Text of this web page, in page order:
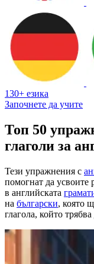
130+ езика
Започнете да учите
Топ 50
глаголи за
Тези упражнения с
помогнат да усвоите
в английската
на български, която
глагола, който